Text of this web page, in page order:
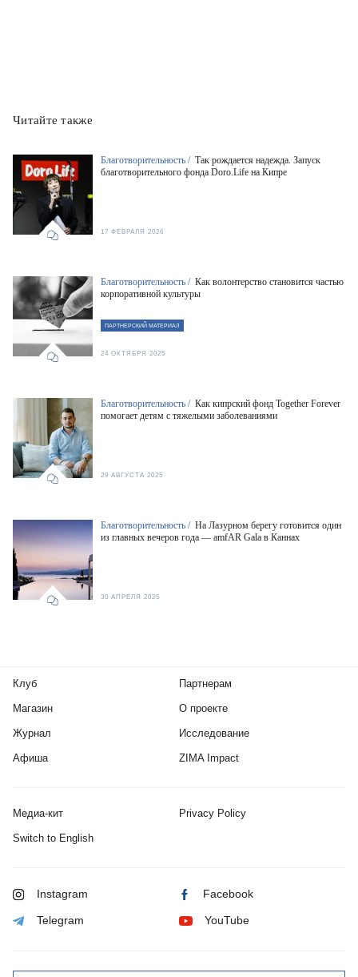
Читайте также
Благотворительность / Так рождается надежда. Запуск
благотворительного фонда Doro.Life на Кипре
17 ФЕВРАЛЯ 2026
Благотворительность / Как волонтерство становится частью
корпоративной культуры
ПАРТНЕРСКИЙ МАТЕРИАЛ
24 ОКТЯБРЯ 2025
Благотворительность / Как кипрский фонд Together Forever
помогает детям с тяжелыми заболеваниями
29 АВГУСТА 2025
Благотворительность / На Лазурном берегу готовится один
из главных вечеров года — amfAR Gala в Каннах
30 АПРЕЛЯ 2025
Клуб
Магазин
Журнал
Афиша
Партнерам
О проекте
Исследование
ZIMA Impact
Медиа-кит Privacy Policy
Switch to English
Instagram Facebook
Telegram YouTube